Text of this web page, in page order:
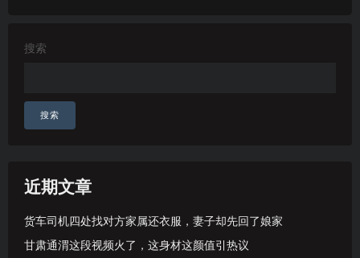
搜索
搜索
近期文章
货车司机四处找对方家属还衣服，妻子却先回了娘家
甘肃通渭这段视频火了，这身材这颜值引热议